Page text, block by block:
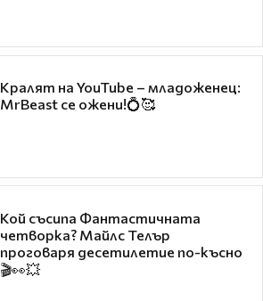
Кралят на YouTube – младоженец:
MrBeast се ожени!💍🥰
Кой съсипа Фантастичната
четворка? Майлс Телър
проговаря десетилетие по-късно
🎬👀💥